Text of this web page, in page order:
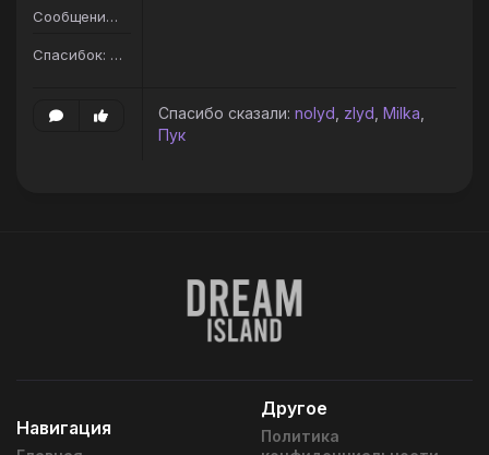
Сообщений: 95
Спасибок: 83
Спасибо сказали: nolyd zlyd Milka
Пук
Навигация
Другое
Политика